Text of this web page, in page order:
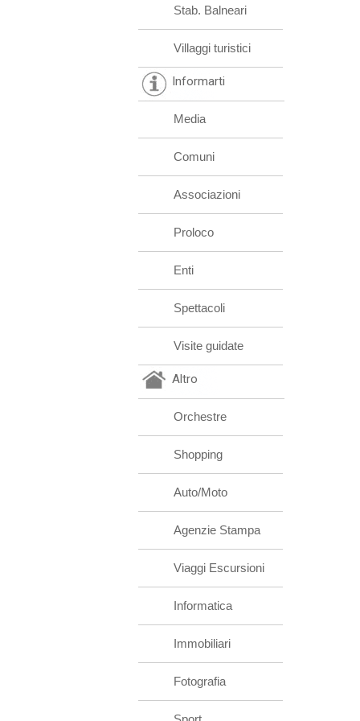
Stab. Balneari
Villaggi turistici
Informarti
Media
Comuni
Associazioni
Proloco
Enti
Spettacoli
Visite guidate
Altro
Orchestre
Shopping
Auto/Moto
Agenzie Stampa
Viaggi Escursioni
Informatica
Immobiliari
Fotografia